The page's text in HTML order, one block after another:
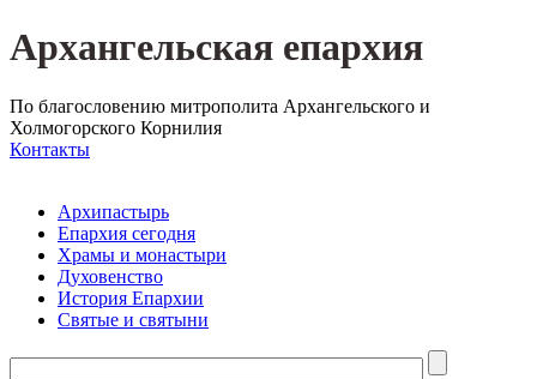
Архангельская епархия
По благословению митрополита Архангельского и
Холмогорского Корнилия
Контакты
Архипастырь
Епархия сегодня
Храмы и монастыри
Духовенство
История Епархии
Святые и святыни